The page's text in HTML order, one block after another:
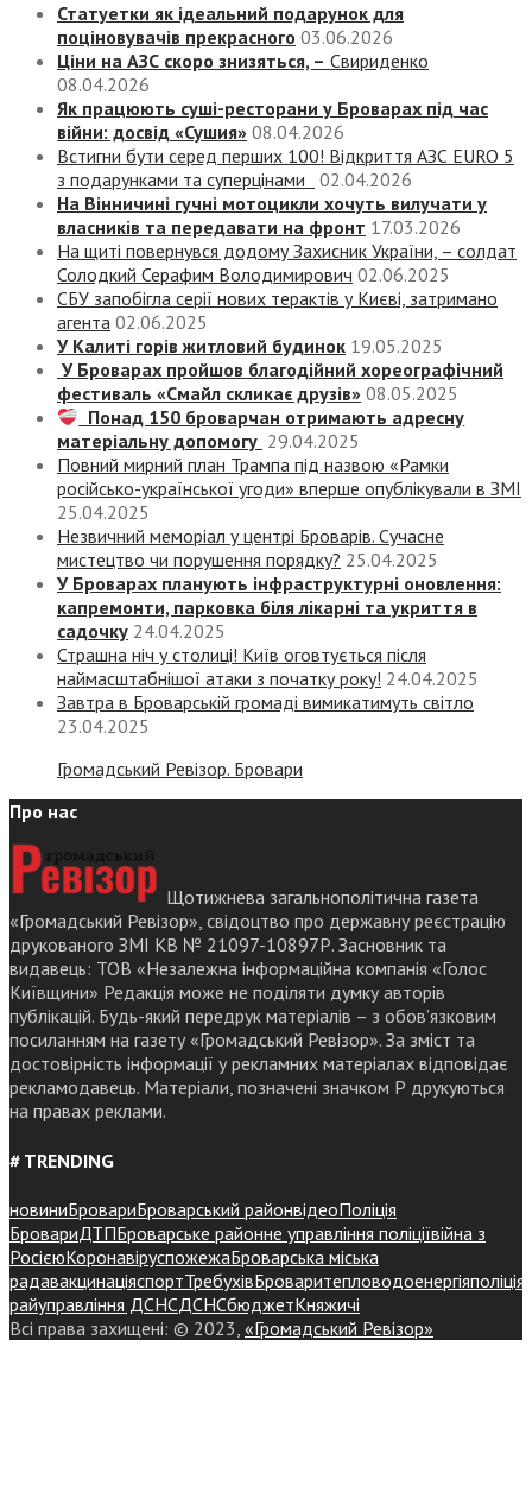
Статуетки як ідеальний подарунок для
поціновувачів прекрасного 03.06.2026
Ціни на АЗС скоро знизяться, – Свириденко
08.04.2026
Як працюють суші-ресторани у Броварах під час
війни: досвід «Сушия» 08.04.2026
Встигни бути серед перших 100! Відкриття АЗС EURO 5
з подарунками та суперцінами
02.04.2026
На Вінничині гучні мотоцикли хочуть вилучати у
власників та передавати на фронт 17.03.2026
На щиті повернувся додому Захисник України, – солдат
Солодкий Серафим Володимирович 02.06.2025
СБУ запобігла серії нових терактів у Києві, затримано
агента 02.06.2025
У Калиті горів житловий будинок 19.05.2025
У Броварах пройшов благодійний хореографічний
фестиваль «Смайл скликає друзів» 08.05.2025
Понад 150 броварчан отримають адресну
матеріальну допомогу 29.04.2025
Повний мирний план Трампа під назвою «‎Рамки
російсько-української угоди» вперше опублікували в ЗМІ
25.04.2025
Незвичний меморіал у центрі Броварів. Сучасне
мистецтво чи порушення порядку? 25.04.2025
У Броварах планують інфраструктурні оновлення:
капремонти, парковка біля лікарні та укриття в
садочку 24.04.2025
Страшна ніч у столиці! Київ оговтується після
наймасштабнішої атаки з початку року! 24.04.2025
Завтра в Броварській громаді вимикатимуть світло
23.04.2025
Громадський Ревізор. Бровари
Про нас
Щотижнева загальнополітична газета
«Громадський Ревізор», свідоцтво про державну реєстрацію
друкованого ЗМІ КВ № 21097-10897Р. Засновник та
видавець: ТОВ «Незалежна інформаційна компанія «Голос
Київщини» Редакція може не поділяти думку авторів
публікацій. Будь-який передрук матеріалів – з обов’язковим
посиланням на газету «Громадський Ревізор». За зміст та
достовірність інформації у рекламних матеріалах відповідає
рекламодавець. Матеріали, позначені значком Р друкуються
на правах реклами.
# TRENDING
новиниБровариБроварський районвідеоПоліція
БровариДТПБроварське районне управління поліціївійна з
РосієюКоронавіруспожежаБроварська міська
радавакцинаціяспортТребухівБроваритепловодоенергіяполіція
райуправління ДСНСДСНСбюджетКняжичі
Всі права захищені: © 2023, «Громадський Ревізор»